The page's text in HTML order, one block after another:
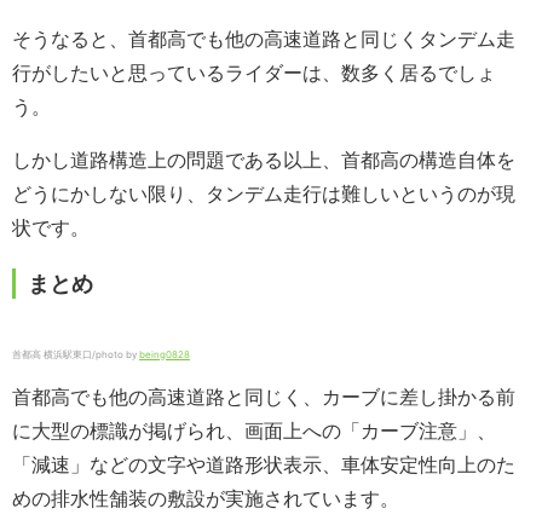
そうなると、首都高でも他の高速道路と同じくタンデム走
行がしたいと思っているライダーは、数多く居るでしょ
う。
しかし道路構造上の問題である以上、首都高の構造自体を
どうにかしない限り、タンデム走行は難しいというのが現
状です。
まとめ
首都高 横浜駅東口/photo by being0828
首都高でも他の高速道路と同じく、カーブに差し掛かる前
に大型の標識が掲げられ、画面上への「カーブ注意」、
「減速」などの文字や道路形状表示、車体安定性向上のた
めの排水性舗装の敷設が実施されています。